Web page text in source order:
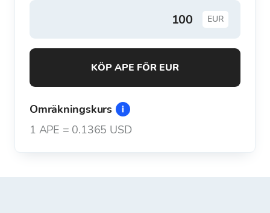
EUR
KÖP APE FÖR EUR
Omräkningskurs
1 APE = 0.1365 USD